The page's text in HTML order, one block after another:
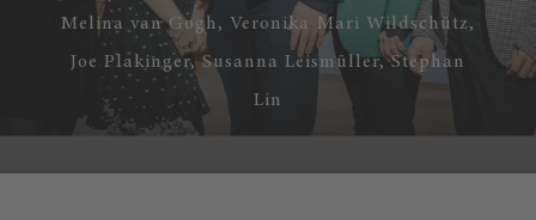
Melina van Gogh, Veronika Mari Wildschütz,
Joe Plakinger, Susanna Leismüller, Stephan
Lin